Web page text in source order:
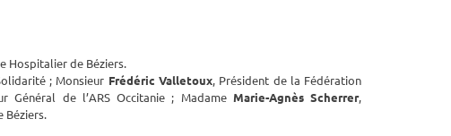
Hospitalier de Béziers.
; Monsieur Frédéric Valletoux, Président de la Fédération
Général de l’ARS Occitanie ; Madame Marie-Agnès Scherrer,
Béziers.